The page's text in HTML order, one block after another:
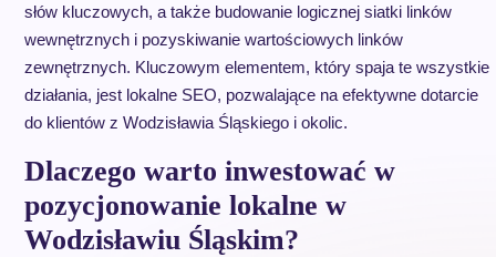
słów kluczowych, a także budowanie logicznej siatki linków
wewnętrznych i pozyskiwanie wartościowych linków
zewnętrznych. Kluczowym elementem, który spaja te wszystkie
działania, jest lokalne SEO, pozwalające na efektywne dotarcie
do klientów z Wodzisławia Śląskiego i okolic.
Dlaczego warto inwestować w
pozycjonowanie lokalne w
Wodzisławiu Śląskim?